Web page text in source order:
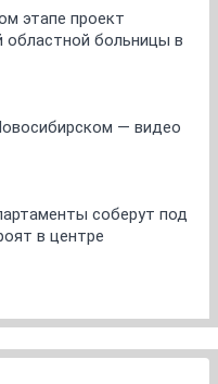
этапе проект
областной больницы в
— видео
соберут под
в центре